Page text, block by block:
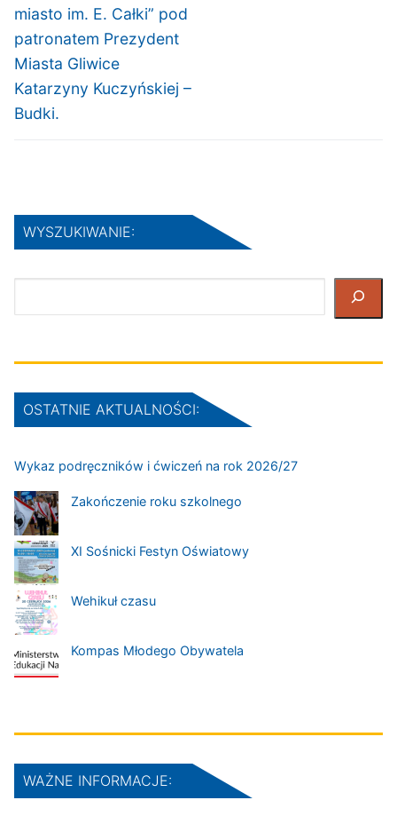
miasto im. E. Całki” pod
patronatem Prezydent
Miasta Gliwice
Katarzyny Kuczyńskiej –
Budki.
WYSZUKIWANIE:
OSTATNIE AKTUALNOŚCI:
Wykaz podręczników i ćwiczeń na rok 2026/27
Zakończenie roku szkolnego
XI Sośnicki Festyn Oświatowy
Wehikuł czasu
Kompas Młodego Obywatela
WAŻNE INFORMACJE: